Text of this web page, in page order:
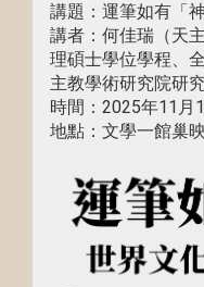
講題：運筆如有「
講者：何佳瑞（天
理碩士學位學程、
主教學術研究院研究
時間：2025年11月
地點：文學一館巢